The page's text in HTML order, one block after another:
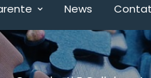
News